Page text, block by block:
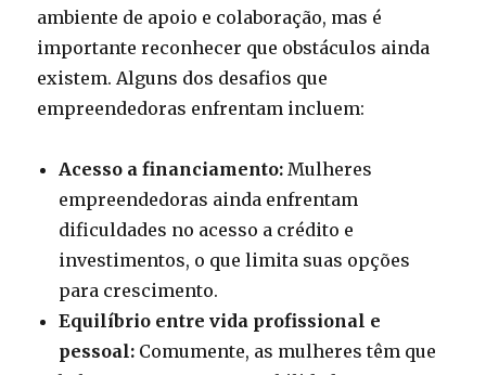
ambiente de apoio e colaboração, mas é
importante reconhecer que obstáculos ainda
existem. Alguns dos desafios que
empreendedoras enfrentam incluem:
Acesso a financiamento: Mulheres
empreendedoras ainda enfrentam
dificuldades no acesso a crédito e
investimentos, o que limita suas opções
para crescimento.
Equilíbrio entre vida profissional e
pessoal: Comumente, as mulheres têm que